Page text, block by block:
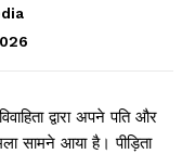
द्वारा अपने पति और
सामने आया है। पीड़िता